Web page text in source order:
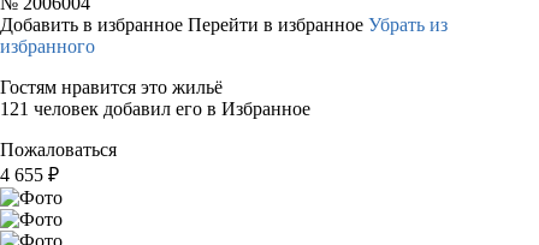
Добавить в избранное Перейти в избранное Убрать из
избранного
Гостям нравится это жильё
121 человек добавил его в Избранное
Пожаловаться
4 655 ₽